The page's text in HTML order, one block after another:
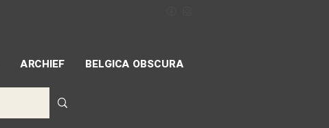
ARCHIEF BELGICA OBSCURA